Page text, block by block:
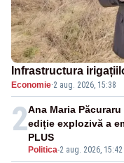
Infrastructura
Economie·2 aug. 2026, 15:38
2
Politica-2 aug. 2026, 15:42
Ana Maria
ediție explozivă a
PLUS